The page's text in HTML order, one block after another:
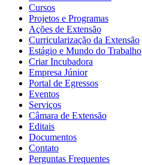
Cursos
Projetos e Programas
Ações de Extensão
Curricularização da Extensão
Estágio e Mundo do Trabalho
Criar Incubadora
Empresa Júnior
Portal de Egressos
Eventos
Serviços
Câmara de Extensão
Editais
Documentos
Contato
Perguntas Frequentes